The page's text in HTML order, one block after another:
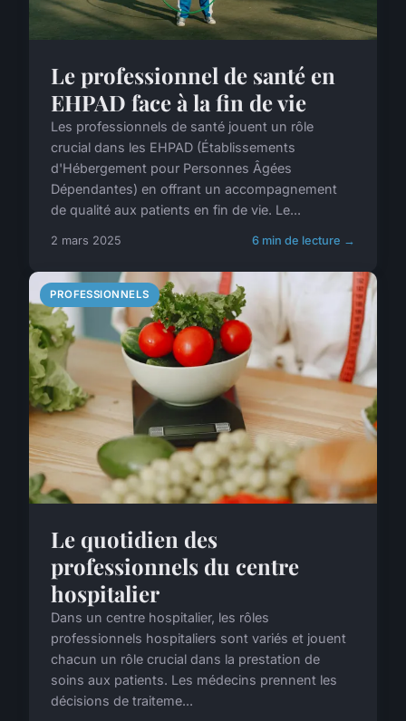
Le professionnel de santé en
EHPAD face à la fin de vie
Les professionnels de santé jouent un rôle
crucial dans les EHPAD (Établissements
d'Hébergement pour Personnes Âgées
Dépendantes) en offrant un accompagnement
de qualité aux patients en fin de vie. Le...
2 mars 2025 6 min de lecture →
PROFESSIONNELS
Le quotidien des
professionnels du centre
hospitalier
Dans un centre hospitalier, les rôles
professionnels hospitaliers sont variés et jouent
chacun un rôle crucial dans la prestation de
soins aux patients. Les médecins prennent les
décisions de traiteme...